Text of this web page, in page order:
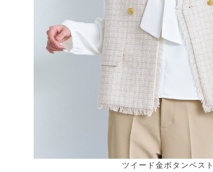
ツイード金ボタンベスト